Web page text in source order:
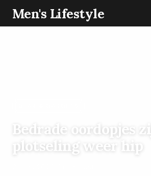
Men's Lifestyle
Bedrade oordopjes
plotseling weer hip